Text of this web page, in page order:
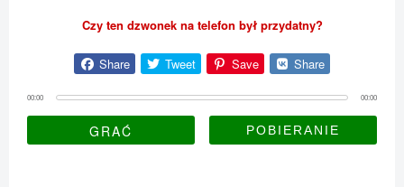
Czy ten dzwonek na telefon był przydatny?
Share Tweet Save Share
00:00 00:00
GRAĆ